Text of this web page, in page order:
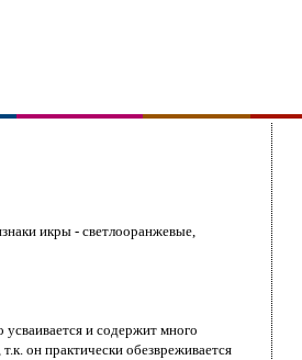
икры - светлооранжевые,
и содержит много
он практически обезвреживается